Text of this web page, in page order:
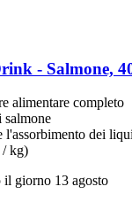
-​ Salmone,
alimentare completo
salmone
l'assorbimento dei
/ kg)
il giorno 13 agosto